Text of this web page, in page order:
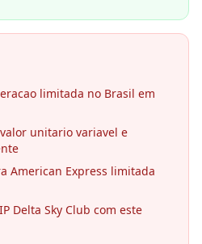
limitada no Brasil em
unitario variavel e
American Express limitada
Delta Sky Club com este